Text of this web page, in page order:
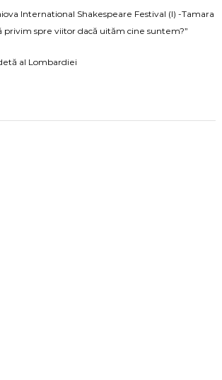
International Shakespeare Festival (I) -Tamara
privim spre viitor dacă uităm cine suntem?”
al Lombardiei